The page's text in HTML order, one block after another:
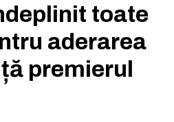
toate
aderarea
premierul